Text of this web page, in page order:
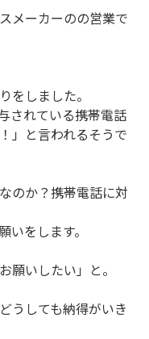
メーカーのの営業で
しました。
されている携帯電話
」と言われるそうで
のか？携帯電話に対
をします。
願いしたい」と。
うしても納得がいき